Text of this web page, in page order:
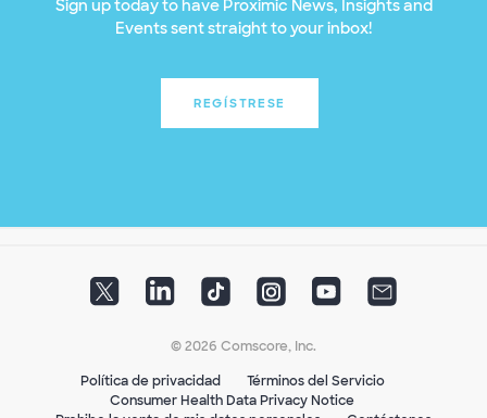
Sign up today to have Proximic News, Insights and
Events sent straight to your inbox!
REGÍSTRESE
© 2026 Comscore, Inc.
Política de privacidad
Términos del Servicio
Consumer Health Data Privacy Notice